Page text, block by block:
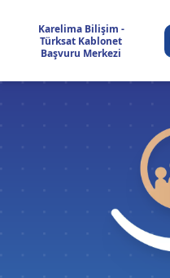
Karelima Bilişim -
Türksat Kablonet
Başvuru Merkezi